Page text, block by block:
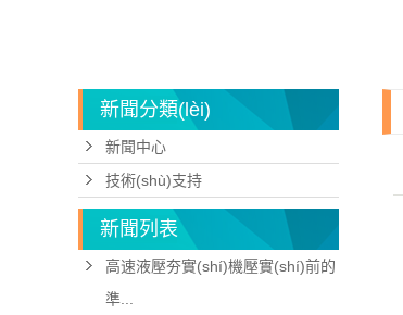
新聞分類(lèi)
新聞中心
技術(shù)支持
新聞列表
高速液壓夯實(shí)機壓實(shí)前的
準...